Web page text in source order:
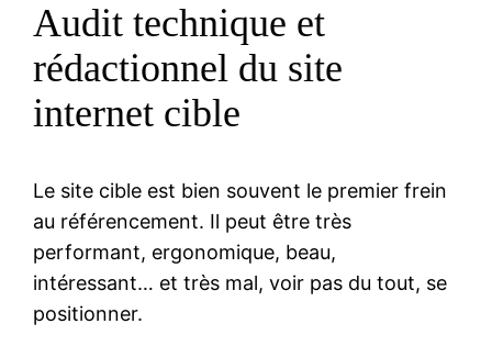
Audit technique et
rédactionnel du site
internet cible
Le site cible est bien souvent le premier frein
au référencement. Il peut être très
performant, ergonomique, beau,
intéressant… et très mal, voir pas du tout, se
positionner.